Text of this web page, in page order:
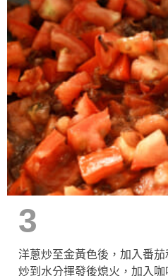
3
洋蔥炒至金黃色後，加入番茄
炒到水分揮發後熄火，加入咖